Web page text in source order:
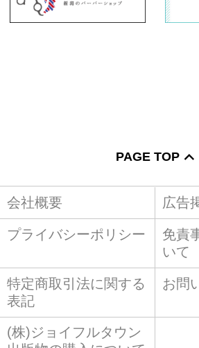
PAGE TOP
会社概要 広告
プライバシーポリシー
免責
いて
特定商取引法に関する
表記
お問
(株)ジョイフルタウン